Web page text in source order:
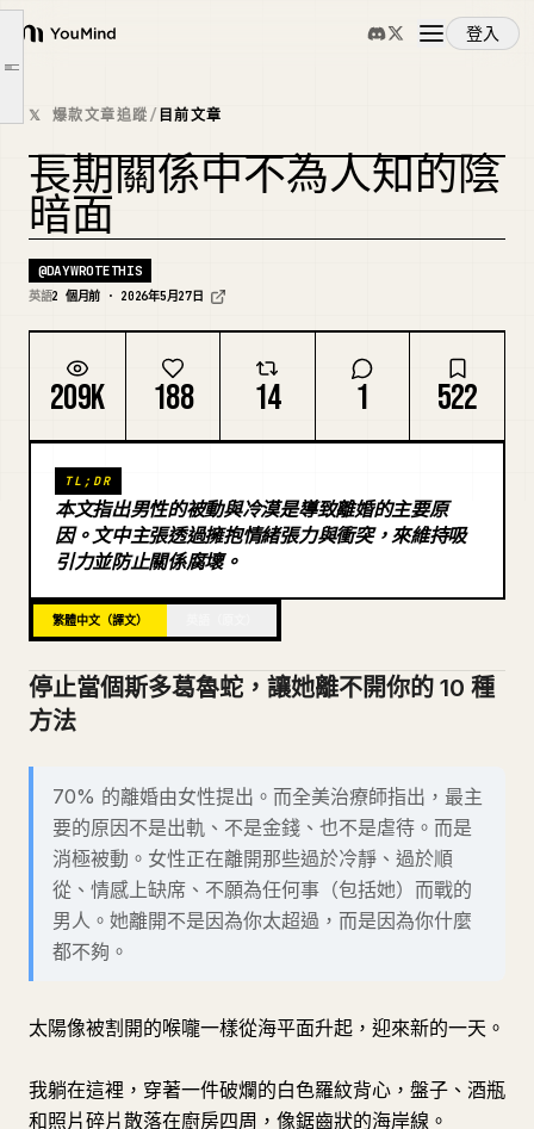
YouMind
登入
概覽
使用案例
技能
提示詞
定價
下載
部落格
更新
我們有史以來最慘烈的一次爭吵。
我在探監日看到了這個證據。
狼的戰術手冊：停止毀掉你關係的 10 種方法
𝕏 爆款文章追蹤/ 目前文章
長期關係中不為人知的陰
暗面
@DAYWROTETHIS
英語2 個月前 · 2026年5月27日
209K 188 14 1 522
TL;DR
本文指出男性的被動與冷漠是導致離婚的主要原
因。文中主張透過擁抱情緒張力與衝突，來維持吸
引力並防止關係腐壞。
繁體中文（譯文）
停止當個斯多葛魯蛇，讓她離不開你的 10 種
方法
70% 的離婚由女性提出。而全美治療師指出，最主
要的原因不是出軌、不是金錢、也不是虐待。而是
消極被動。女性正在離開那些過於冷靜、過於順
從、情感上缺席、不願為任何事（包括她）而戰的
男人。她離開不是因為你太超過，而是因為你什麼
都不夠。
太陽像被割開的喉嚨一樣從海平面升起，迎來新的一天。
我躺在這裡，穿著一件破爛的白色羅紋背心，盤子、酒瓶
和照片碎片散落在廚房四周，像鋸齒狀的海岸線。